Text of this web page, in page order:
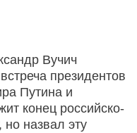
Вучич
президентов
Путина и
конец российско-
но назвал эту